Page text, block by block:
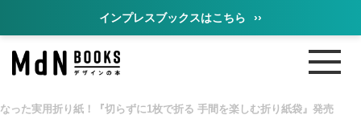
インプレスブックスはこちら ››
った実用折り紙！『切らずに1枚で折る 手間を楽しむ折り紙袋』発売